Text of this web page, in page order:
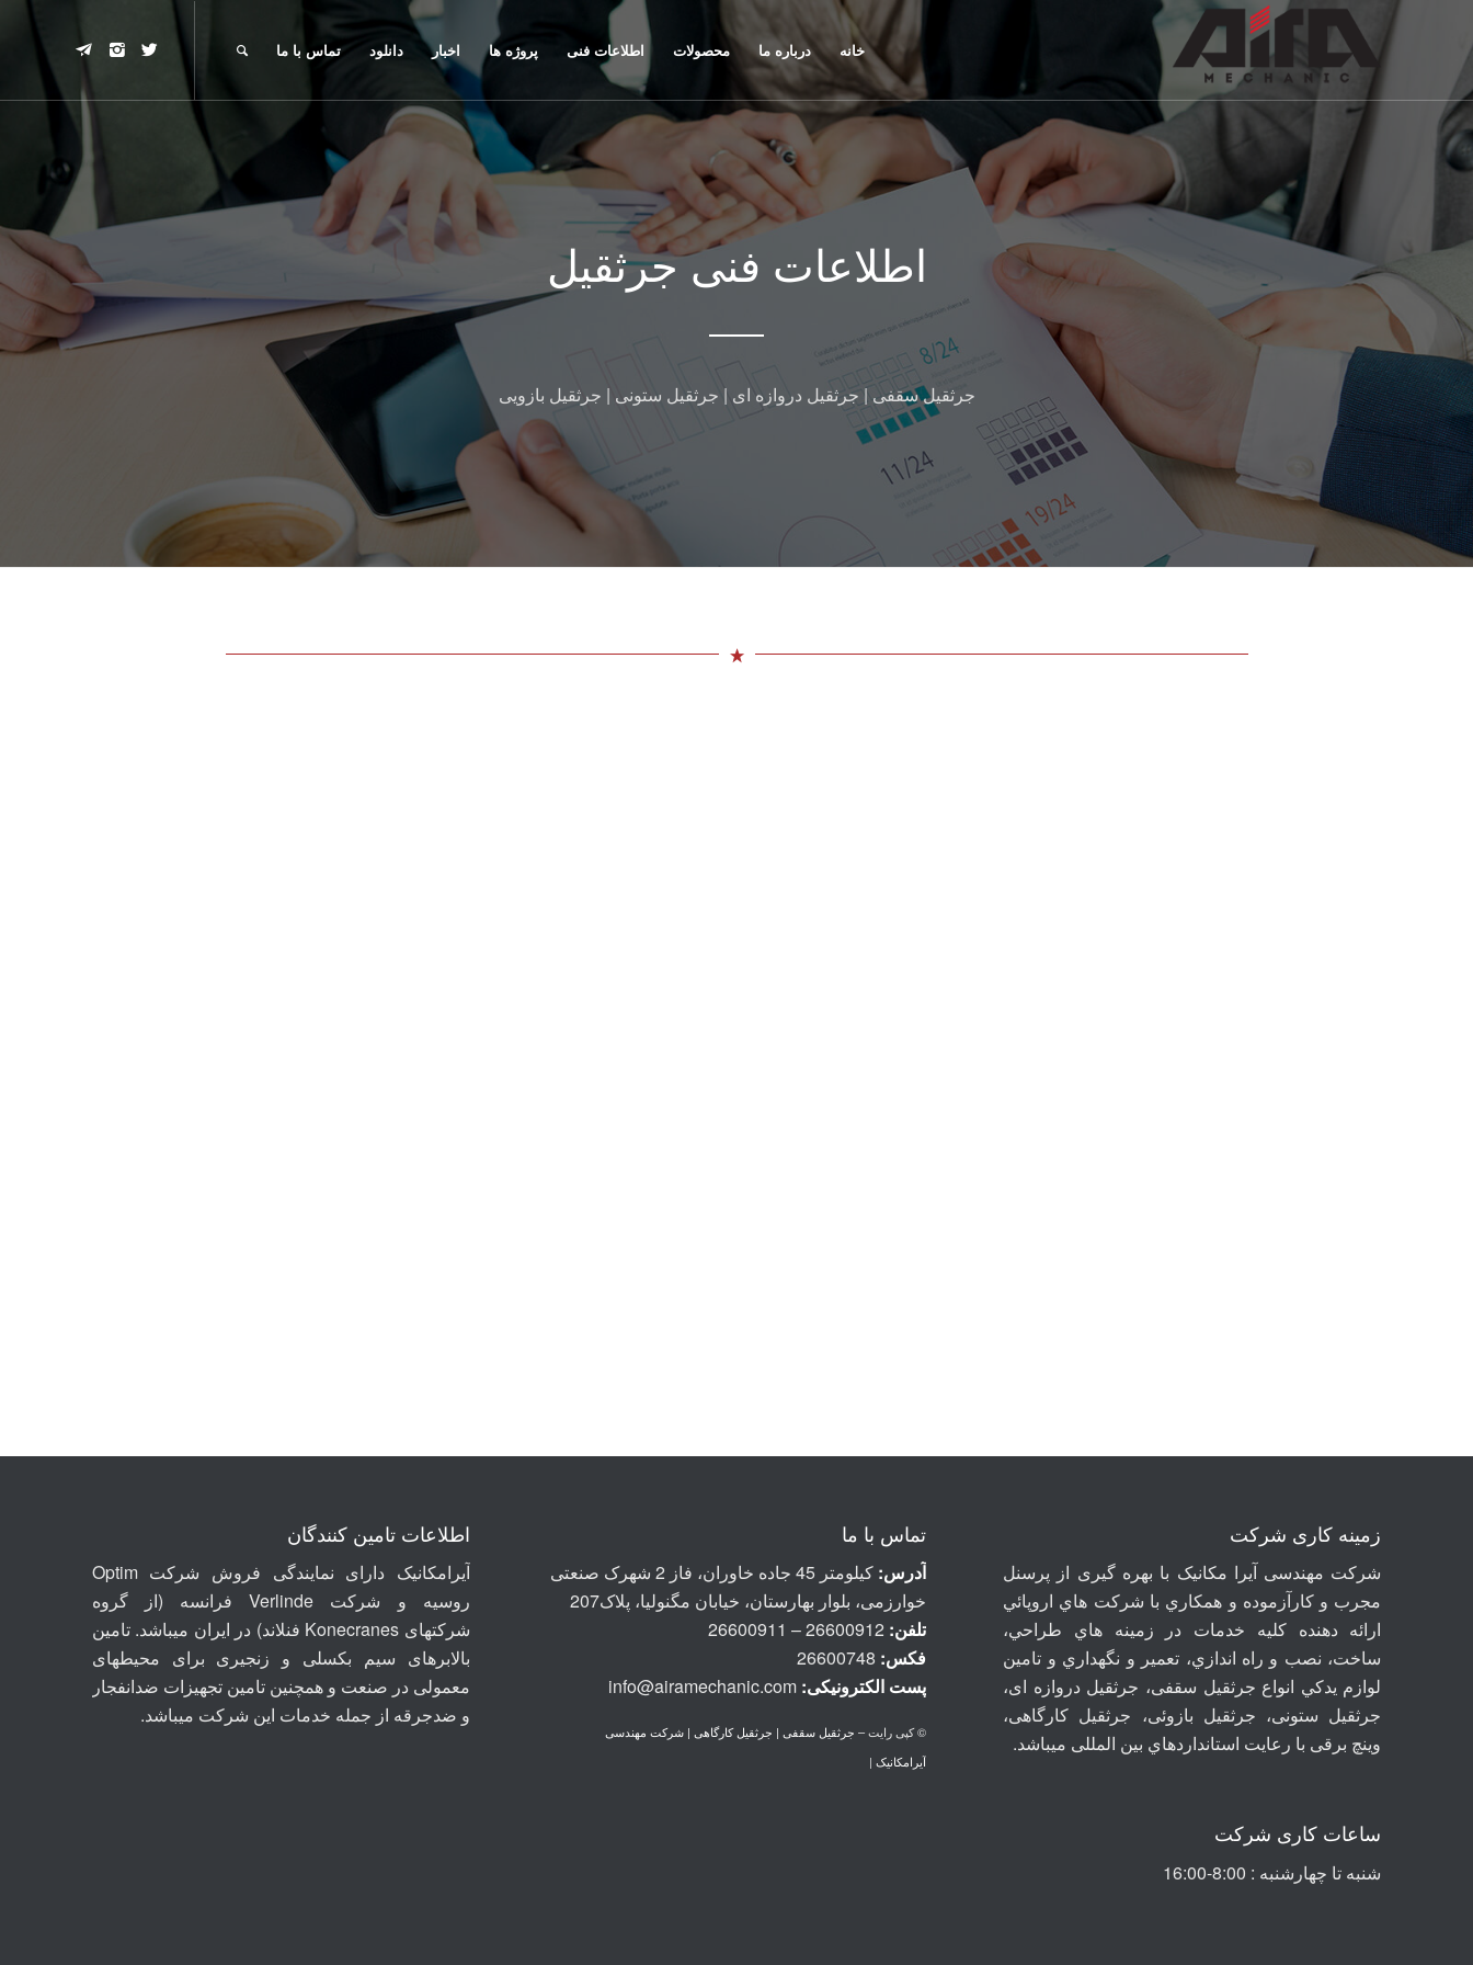
خانه درباره ما محصولات اطلاعات فنی پروژه ها اخبار دانلود تماس با ما
اطلاعات فنی جرثقیل
جرثقیل سقفی | جرثقیل دروازه ای | جرثقیل ستونی | جرثقیل بازویی
زمینه کاری شرکت
شرکت مهندسی آيرا مکانيک با بهره گیری از پرسنل
مجرب و کارآزموده و همکاري با شرکت هاي اروپائي
ارائه دهنده کلیه خدمات در زمينه هاي طراحي،
ساخت، نصب و راه اندازي، تعمير و نگهداري و تامين
لوازم يدکي انواع جرثقيل سقفی، جرثقيل دروازه ای،
جرثقيل ستونی، جرثقيل بازوئی، جرثقیل کارگاهی،
وینچ برقی با رعايت استانداردهاي بين المللی ميباشد.
ساعات کاری شرکت
شنبه تا چهارشنبه : 8:00-16:00
تماس با ما
آدرس:
کیلومتر 45 جاده خاوران، فاز 2 شهرک صنعتی
خوارزمی، بلوار بهارستان، خیابان مگنولیا، پلاک207
تلفن:
فکس:
پست الكترونيكی: info@airamechanic.com
© کپی رایت – جرثقیل سقفی | جرثقیل کارگاهی | شرکت مهندسی
آیرامکانیک |
اطلاعات تامین کنندگان
آیرامکانیک دارای نمایندگی فروش شرکت Optim
روسیه و شرکت Verlindeفرانسه (از گروه
شرکتهای Konecranes فنلاند) در ایران میباشد. تامین
بالابرهای سیم بکسلی و زنجیری برای محیطهای
معمولی در صنعت و همچنین تامین تجهیزات ضدانفجار
و ضدجرقه از جمله خدمات این شرکت میباشد.